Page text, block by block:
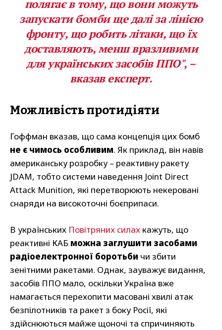
полягає в тому, що вони можуть
запускати бомби ще далі за лінією
фронту, що робить літаки, що їх
доставляють, менш вразливими
для українських засобів ППО", –
вказав експерт.
Можливість протидіяти
Гоффман вказав, що сама концепція цих бомб
не є чимось особливим. Як приклад, він навів
американську розробку – реактивну ракету
JDAM, тобто системи наведення Joint Direct
Attack Munition, які перетворюють некеровані
снаряди на високоточні боєприпаси.
В українських Повітряних силах кажуть, що
реактивні КАБ можна заглушити засобами
радіоелектронної боротьби чи збити
зенітними ракетами. Однак, зауважує видання,
засобів ППО мало, оскільки Україна вже
намагається перехопити масовані хвилі атак
безпілотників та ракет з боку Росії, які
здійснюються майже щоночі та спричиняють